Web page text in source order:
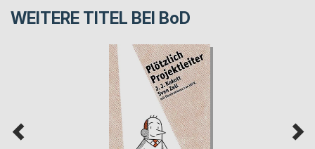
WEITERE TITEL BEI BoD